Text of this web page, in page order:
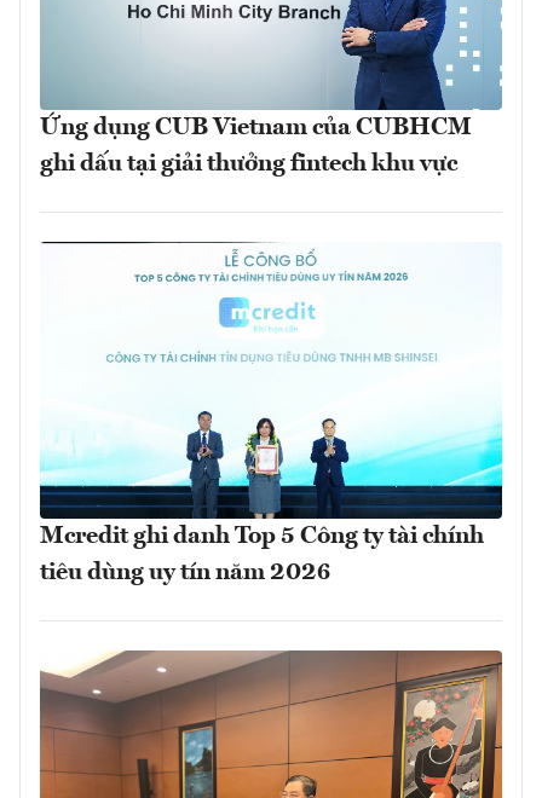
Ứng dụng CUB Vietnam của CUBHCM
ghi dấu tại giải thưởng fintech khu vực
Mcredit ghi danh Top 5 Công ty tài chính
tiêu dùng uy tín năm 2026